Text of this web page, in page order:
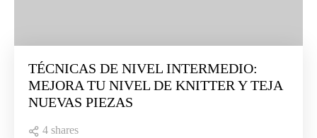
TÉCNICAS DE NIVEL INTERMEDIO:
MEJORA TU NIVEL DE KNITTER Y TEJA
NUEVAS PIEZAS
4 shares